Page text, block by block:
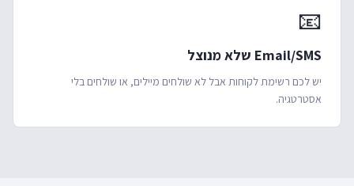
📧
Email/SMS שלא מנוצל
יש לכם רשימת לקוחות אבל לא שולחים מיילים, או שולחים בלי
אסטרטגיה.